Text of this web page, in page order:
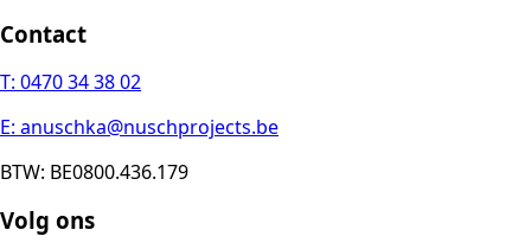
Contact
T: 0470 34 38 02
E: anuschka@nuschprojects.be
BTW: BE0800.436.179
Volg ons